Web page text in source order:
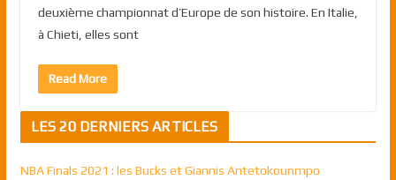
deuxième championnat d’Europe de son histoire. En Italie,
à Chieti, elles sont
Read More
LES 20 DERNIERS ARTICLES
NBA Finals 2021 : les Bucks et Giannis Antetokounmpo